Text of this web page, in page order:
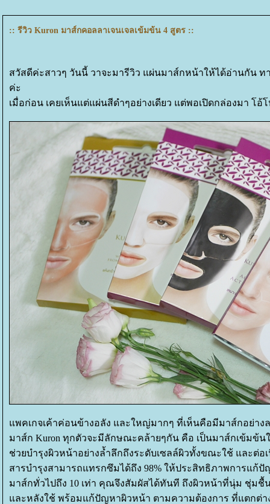
:: รีวิว Kuron มาส์กคอลลาเจนเจลเข้มข้น 4 สูตร ::
สวัสดีค่ะสาวๆ วันนี้ วาจะมารีวิว แผ่นมาส์กหน้าให้ได้อ่านกัน ท
ค่ะ
เมื่อก่อน เคยเห็นแต่แผ่นสีดำๆอย่างเดียว แต่พอเปิดกล่องมา โอ้
พคเกจเค้าค่อนข้างอลัง และใหญ่มากๆ ที่เห็นคือมีมาส์กอย่าง
มาส์ก Kuron ทุกตัวจะมีลักษณะคล้ายๆกัน คือ เป็นมาส์กเข้มข้น
ช่วยบำรุงผิวหน้าอย่างล้ำลึกถึงระดับเซลล์ผิวทั้งขณะใช้ และต่อ
สารบำรุงสามารถแทรกซึมได้ถึง 98% ให้ประสิทธิภาพการแก้
มาส์กทั่วไปถึง 10 เท่า คุณจึงสัมผัสได้ทันที ถึงผิวหน้าที่นุ่ม ชุ่ม
ละหลังใช้ พร้อมแก้ปัญหาผิวหน้า ตามความต้องการ ที่แตกต่า